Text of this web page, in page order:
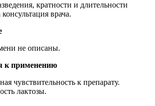
кратности и длительности
врача.
не описаны.
к применению
чувствительность к препарату.
лактозы.